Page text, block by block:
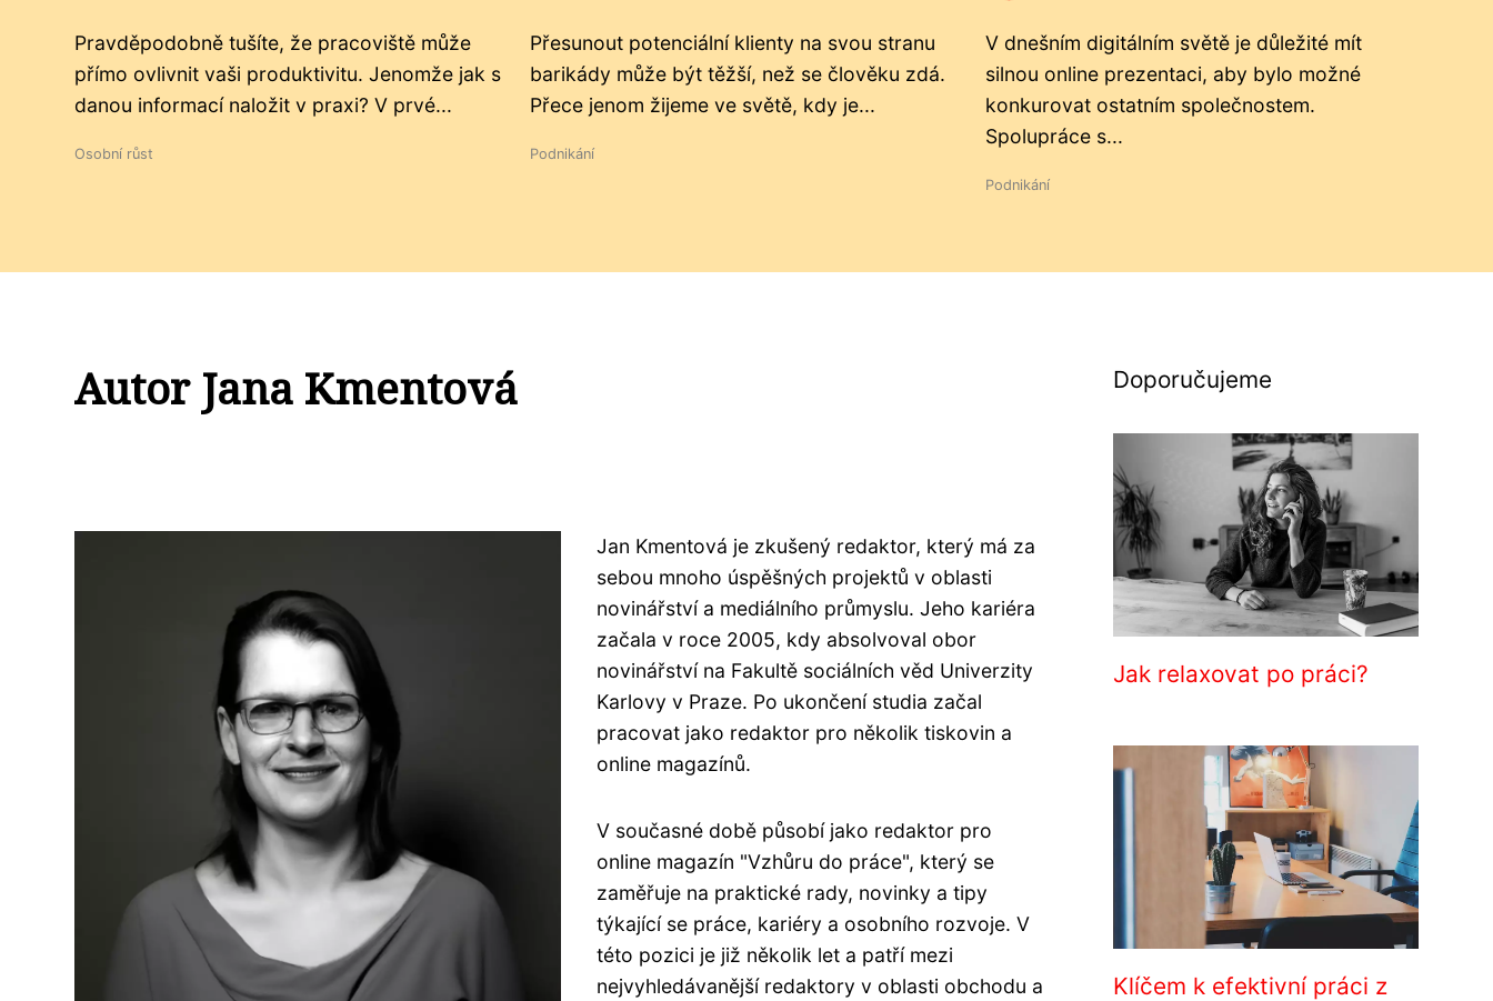
Pravděpodobně tušíte, že pracoviště může
přímo ovlivnit vaši produktivitu. Jenomže jak s
danou informací naložit v praxi? V prvé...
Osobní růst
Přesunout potenciální klienty na svou stranu
barikády může být těžší, než se člověku zdá.
Přece jenom žijeme ve světě, kdy je...
Podnikání
V dnešním digitálním světě je důležité mít
silnou online prezentaci, aby bylo možné
konkurovat ostatním společnostem.
Spolupráce s...
Podnikání
Autor Jana Kmentová
Jan Kmentová je zkušený redaktor, který má za
sebou mnoho úspěšných projektů v oblasti
novinářství a mediálního průmyslu. Jeho kariéra
začala v roce 2005, kdy absolvoval obor
novinářství na Fakultě sociálních věd Univerzity
Karlovy v Praze. Po ukončení studia začal
pracovat jako redaktor pro několik tiskovin a
online magazínů.
V současné době působí jako redaktor pro
online magazín "Vzhůru do práce", který se
zaměřuje na praktické rady, novinky a tipy
týkající se práce, kariéry a osobního rozvoje. V
této pozici je již několik let a patří mezi
nejvyhledávanější redaktory v oblasti obchodu a
Doporučujeme
Jak relaxovat po práci?
Klíčem k efektivní práci z